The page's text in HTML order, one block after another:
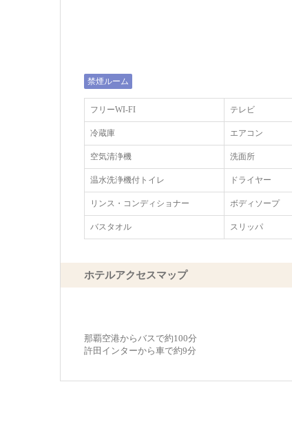
禁煙ルーム
フリーWI‐FI テレビ
冷蔵庫 エアコン
空気清浄機 洗面所
温水洗浄機付トイレ ドライヤー
リンス・コンディショナー ボディソープ
バスタオル スリッパ
ホテルアクセスマップ
那覇空港からバスで約100分
許田インターから車で約9分